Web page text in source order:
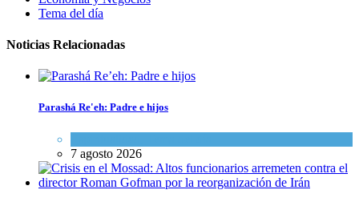
Tema del día
Noticias Relacionadas
Parashá Re'eh: Padre e hijos
7 agosto 2026